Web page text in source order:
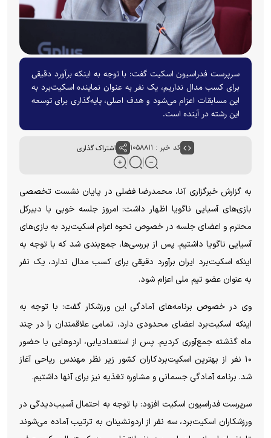
سرپرست فدراسیون اسکیت گفت: با توجه به اینکه برآورد دقیقی
برای کسب مدال نداریم، یک نفر به عنوان نماینده اسکیت‌برد به
این مسابقات اعزام می‌شود و هدف اصلی، پایه‌گذاری برای توسعه
این رشته در آینده است.
کد خبر : ۱۰۵۸۸۱۱ اشتراک گذاری
به گزارش خبرگزاری آنا، محمدرضا فضلی در پایان نشست تخصصی
بازی‌های آسیایی ناگویا اظهار داشت: امروز جلسه خوبی با دبیرکل
محترم و اعضای جلسه در خصوص نحوه اعزام اسکیت‌برد به بازی‌های
آسیایی ناگویا داشتیم. پس از بررسی‌ها، جمع‌بندی شد که با توجه به
اینکه اسکیت‌برد ایران برآورد دقیقی برای کسب مدال ندارد، یک نفر
به عنوان عضو تیم ملی اعزام شود.
وی در خصوص برنامه‌های آمادگی این ورزشکار گفت: با توجه به
اینکه اسکیت‌برد اعضای محدودی دارد، تمامی علاقمندان را در چند
ماه گذشته جمع‌آوری کردیم. پس از استعدادیابی، اردوهایی با حضور
۱۰ نفر از بهترین اسکیت‌بردکاران کشور زیر نظر مهندس ریاحی آغاز
شد. برنامه آمادگی جسمانی و مشاوره تغذیه نیز برای آنها داشتیم.
سرپرست فدراسیون اسکیت افزود: با توجه به احتمال آسیب‌دیدگی در
ورزشکاران اسکیت‌برد، سه نفر از اردونشینان به ترتیب آماده می‌شوند